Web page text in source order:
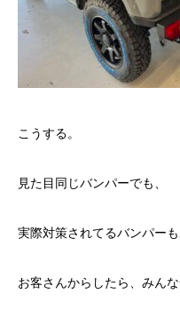
こうする。
見た目同じバンパーでも、
実際対策されてるバンパーも
お客さんからしたら、みん